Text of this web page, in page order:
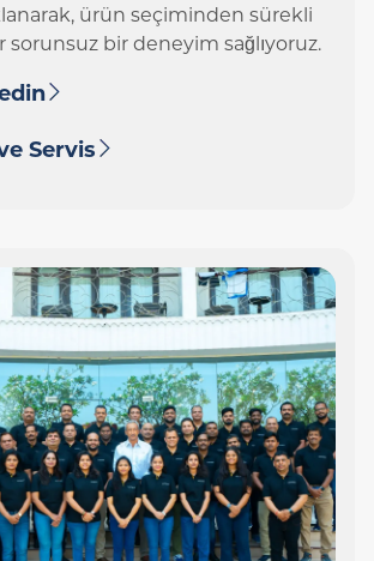
ürün seçiminden sürekli
sorunsuz bir deneyim sağlıyoruz.
Servis